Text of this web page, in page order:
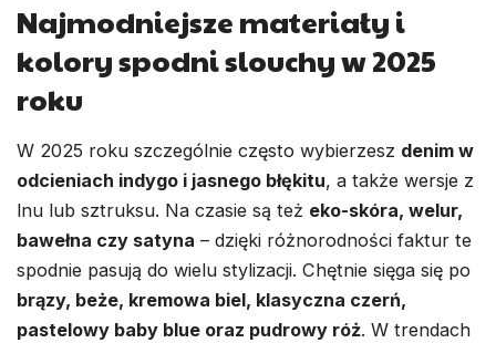
Najmodniejsze materiały i
kolory spodni slouchy w 2025
roku
W 2025 roku szczególnie często wybierzesz denim w
odcieniach indygo i jasnego błękitu, a także wersje z
lnu lub sztruksu. Na czasie są też eko-skóra, welur,
bawełna czy satyna – dzięki różnorodności faktur te
spodnie pasują do wielu stylizacji. Chętnie sięga się po
brązy, beże, kremowa biel, klasyczna czerń,
pastelowy baby blue oraz pudrowy róż. W trendach